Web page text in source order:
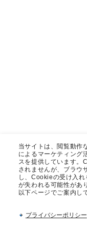
当サイトは、閲覧動作
によるマーケティング
スを提供しています。
されませんが、ブラウ
し、Cookieの受け入
が失われる可能性があ
以下ページでご案内し
プライバシーポリシー